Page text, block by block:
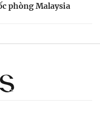
phòng Malaysia